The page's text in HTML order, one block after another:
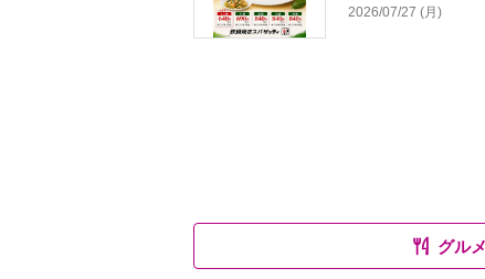
2026/07/27 (月)
グル